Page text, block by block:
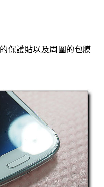
保護貼以及周圍的包膜